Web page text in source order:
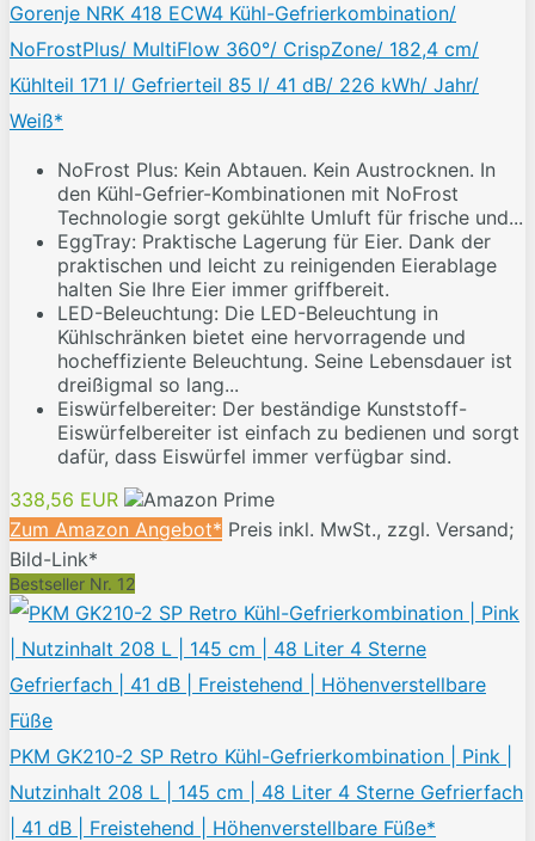
Gorenje NRK 418 ECW4 Kühl-Gefrierkombination/
NoFrostPlus/ MultiFlow 360°/ CrispZone/ 182,4 cm/
Kühlteil 171 l/ Gefrierteil 85 l/ 41 dB/ 226 kWh/ Jahr/
Weiß*
NoFrost Plus: Kein Abtauen. Kein Austrocknen. In
den Kühl-Gefrier-Kombinationen mit NoFrost
Technologie sorgt gekühlte Umluft für frische und...
EggTray: Praktische Lagerung für Eier. Dank der
praktischen und leicht zu reinigenden Eierablage
halten Sie Ihre Eier immer griffbereit.
LED-Beleuchtung: Die LED-Beleuchtung in
Kühlschränken bietet eine hervorragende und
hocheffiziente Beleuchtung. Seine Lebensdauer ist
dreißigmal so lang...
Eiswürfelbereiter: Der beständige Kunststoff-
Eiswürfelbereiter ist einfach zu bedienen und sorgt
dafür, dass Eiswürfel immer verfügbar sind.
338,56 EUR
Zum Amazon Angebot* Preis inkl. MwSt., zzgl. Versand;
Bild-Link*
Bestseller Nr. 12
PKM GK210-2 SP Retro Kühl-Gefrierkombination | Pink |
Nutzinhalt 208 L | 145 cm | 48 Liter 4 Sterne Gefrierfach
| 41 dB | Freistehend | Höhenverstellbare Füße*